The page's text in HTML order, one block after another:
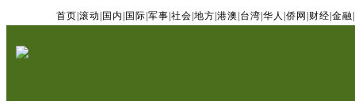
首页 滚动 国内 国际 军事 社会 地方 港澳 台湾 华人 侨网 财经 金融